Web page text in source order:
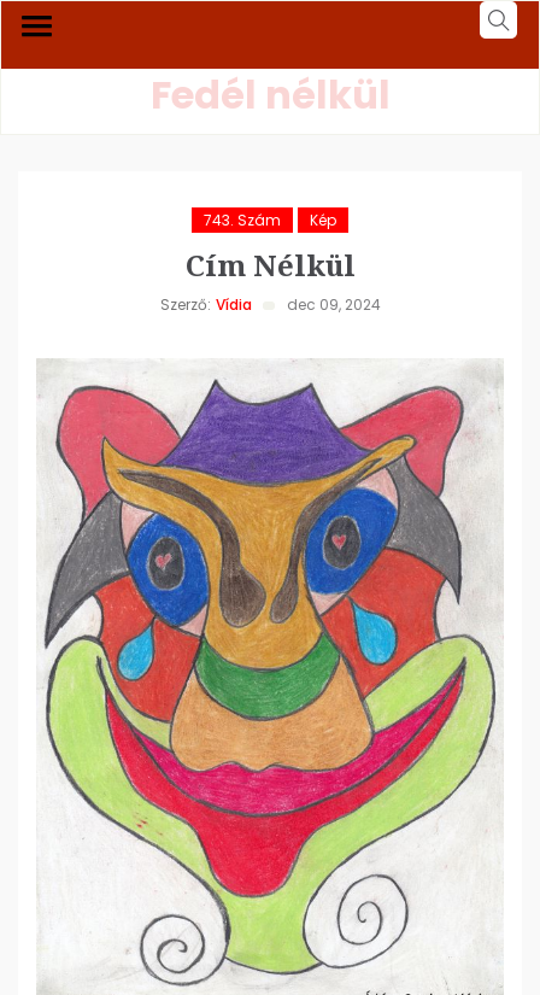
Fedél nélkül
743. Szám Kép
Cím Nélkül
Szerző: Vídia dec 09, 2024